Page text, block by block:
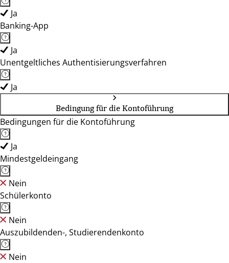
Ja
Banking-App
Ja
Unentgeltliches Authentisierungsverfahren
Ja
Bedingung für die Kontoführung
Bedingungen für die Kontoführung
Ja
Mindestgeldeingang
Nein
Schülerkonto
Nein
Auszubildenden-, Studierendenkonto
Nein